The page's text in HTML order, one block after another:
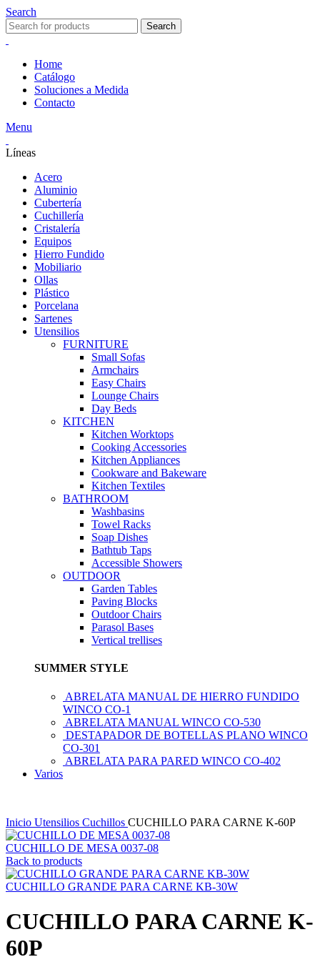
Search
Search
Home
Catálogo
Soluciones a Medida
Contacto
Menu
Líneas
Acero
Aluminio
Cubertería
Cuchillería
Cristalería
Equipos
Hierro Fundido
Mobiliario
Ollas
Plástico
Porcelana
Sartenes
Utensilios
FURNITURE
Small Sofas
Armchairs
Easy Chairs
Lounge Chairs
Day Beds
KITCHEN
Kitchen Worktops
Cooking Accessories
Kitchen Appliances
Cookware and Bakeware
Kitchen Textiles
BATHROOM
Washbasins
Towel Racks
Soap Dishes
Bathtub Taps
Accessible Showers
OUTDOOR
Garden Tables
Paving Blocks
Outdoor Chairs
Parasol Bases
Vertical trellises
SUMMER STYLE
ABRELATA MANUAL DE HIERRO FUNDIDO
WINCO CO-1
ABRELATA MANUAL WINCO CO-530
DESTAPADOR DE BOTELLAS PLANO WINCO
CO-301
ABRELATA PARA PARED WINCO CO-402
Varios
Inicio Utensilios Cuchillos CUCHILLO PARA CARNE K-60P
CUCHILLO DE MESA 0037-08
Back to products
CUCHILLO GRANDE PARA CARNE KB-30W
CUCHILLO PARA CARNE K-
60P